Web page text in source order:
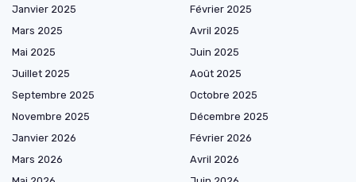
Janvier 2025
Février 2025
Mars 2025
Avril 2025
Mai 2025
Juin 2025
Juillet 2025
Août 2025
Septembre 2025
Octobre 2025
Novembre 2025
Décembre 2025
Janvier 2026
Février 2026
Mars 2026
Avril 2026